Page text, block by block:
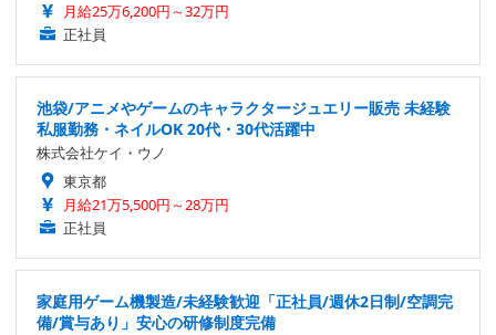
月給25万6,200円～32万円
正社員
池袋/アニメやゲームのキャラクタージュエリー販売 未経験
私服勤務・ネイルOK 20代・30代活躍中
株式会社ケイ・ウノ
東京都
月給21万5,500円～28万円
正社員
家庭用ゲーム機製造/未経験歓迎「正社員/週休2日制/空調完
備/賞与あり」安心の研修制度完備